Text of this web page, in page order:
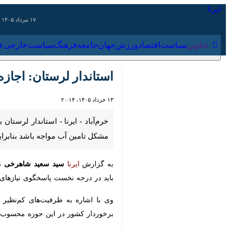
عناوین‌ سیاست اقتصاد ورزش جهان جامعه فرهنگ
استاندار لرستان: